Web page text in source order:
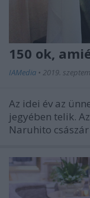
150 ok,
IAMedia • 2019.
Az idei év az
jegyében telik.
Naruhito